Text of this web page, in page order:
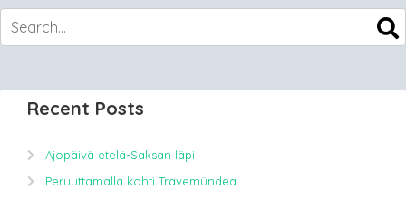
Recent Posts
Ajopäivä etelä-Saksan läpi
Peruuttamalla kohti Travemündea